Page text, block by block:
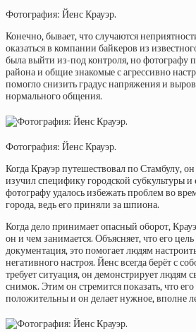
Фотография: Йенс Крауэр.
Конечно, бывает, что случаются
оказаться в компании байкеров из
была выйти из-под контроля, но фотографу
района и общие знакомые с агрессивно
помогло снизить градус напряжения и
нормального общения.
Фотография: Йенс Крауэр.
Когда Крауэр путешествовал по Стамбулу,
изучил специфику городской субкультуры и
фотографу удалось избежать проблем во
города, ведь его приняли за шпиона.
Когда дело принимает опасный оборот,
он и чем занимается. Объясняет, что его
документация, это помогает людям
негативного настроя. Йенс всегда берёт с
требует ситуация, он демонстрирует людям
снимок. Этим он стремится показать, что
положительны и он делает нужное, вполне